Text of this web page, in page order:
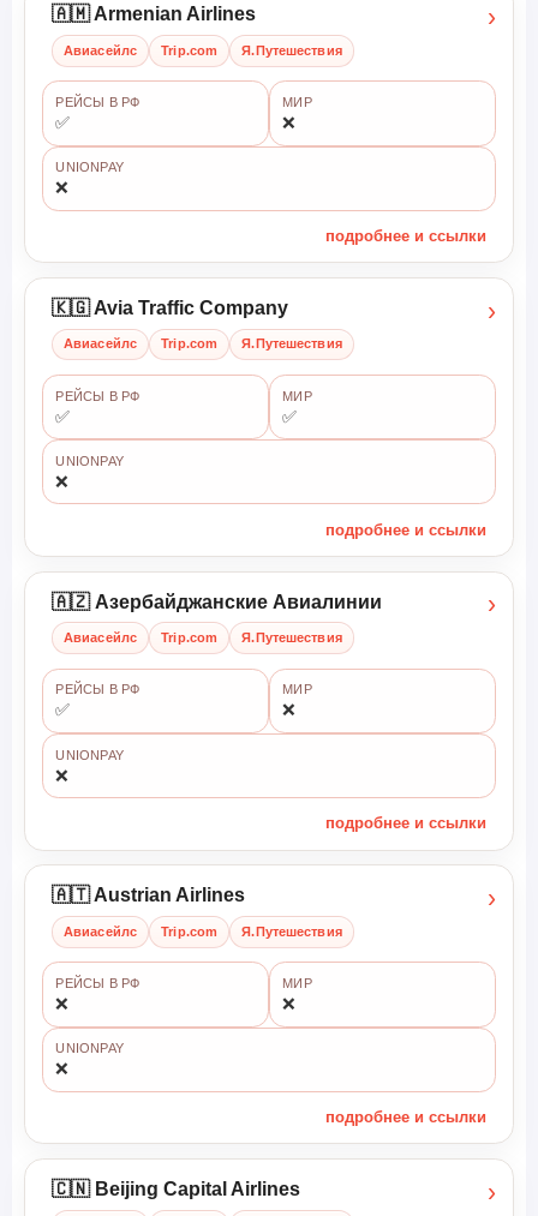
🇦🇲 Armenian Airlines
Авиасейлс Trip.com Я.Путешествия
›
РЕЙСЫ В РФ
✅
МИР
❌
UNIONPAY
❌
подробнее и ссылки
🇰🇬 Avia Traffic Company
Авиасейлс Trip.com Я.Путешествия
›
РЕЙСЫ В РФ
✅
МИР
✅
UNIONPAY
❌
подробнее и ссылки
🇦🇿 Азербайджанские Авиалинии
Авиасейлс Trip.com Я.Путешествия
›
РЕЙСЫ В РФ
✅
МИР
❌
UNIONPAY
❌
подробнее и ссылки
🇦🇹 Austrian Airlines
Авиасейлс Trip.com Я.Путешествия
›
РЕЙСЫ В РФ
❌
МИР
❌
UNIONPAY
❌
подробнее и ссылки
🇨🇳 Beijing Capital Airlines ›